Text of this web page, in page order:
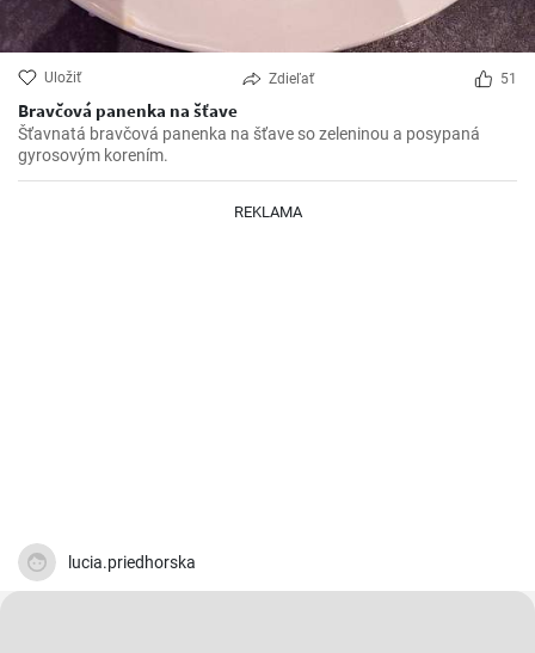
Uložiť Zdieľať 51
Bravčová panenka na šťave
Šťavnatá bravčová panenka na šťave so zeleninou a posypaná
gyrosovým korením.
REKLAMA
lucia.priedhorska